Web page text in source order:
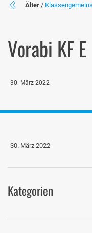
Älter /
Vorabi KF E
30. März 2022
30. März 2022
Kategorien